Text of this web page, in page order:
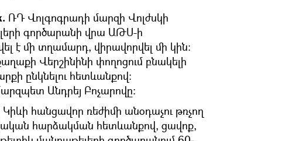
ՌԴ Վոլգոգրադի մարզի Վոլժսկի
գործարանի վրա ԱԹՍ-ի
է մի տղամարդ, վիրավորվել մի կին։
Վերշինինի փողոցում բնակելի
ընկնելու հետևանքով։
Անդրեյ Բոչարովը:
Կիևի հանցավոր ռեժիմի անօդաչու թռչող
հարձակման հետևանքով, ցավոք,